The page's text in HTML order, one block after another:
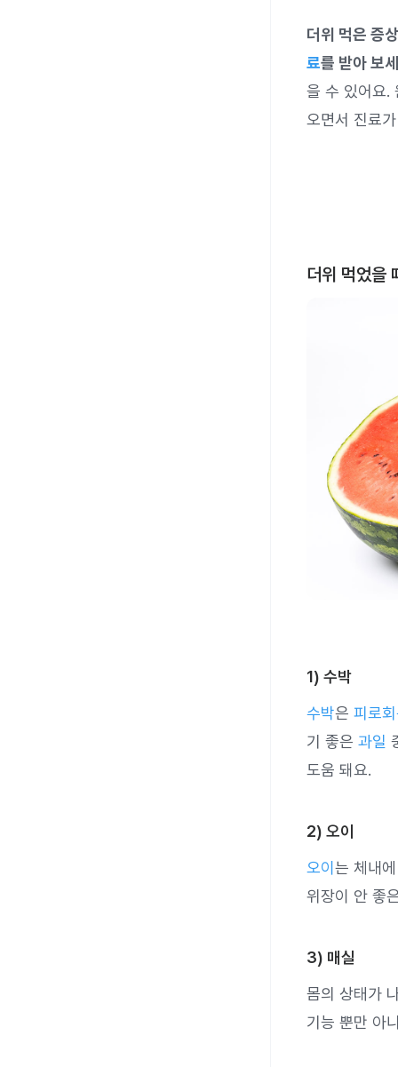
더위 먹은 증
료를 받아 보
을 수 있어요.
오면서 진료
더위 먹었을
1) 수박
수박은 피로
기 좋은 과일
도움 돼요.
2) 오이
오이 는 체내
위장이 안 좋
3) 매실
몸의 상태가
기능 뿐만 아